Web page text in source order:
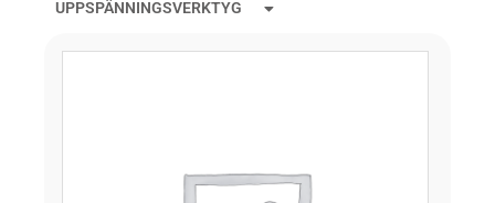
UPPSPÄNNINGSVERKTYG